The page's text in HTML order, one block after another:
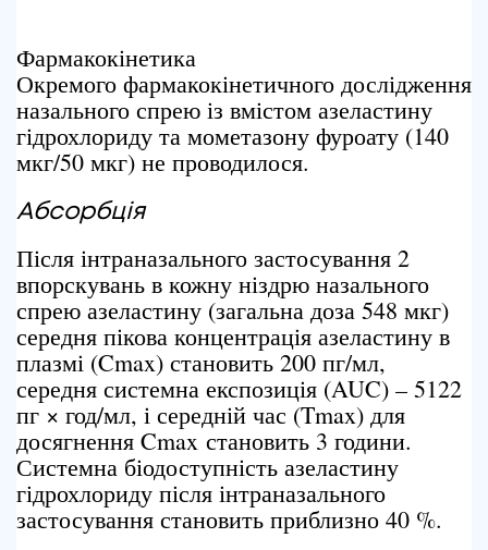
Фармакокінетика
Окремого фармакокінетичного дослідження
назального спрею із вмістом азеластину
гідрохлориду та мометазону фуроату (140
мкг/50 мкг) не проводилося.
Абсорбція
Після інтраназального застосування 2
впорскувань в кожну ніздрю назального
спрею азеластину (загальна доза 548 мкг)
середня пікова концентрація азеластину в
плазмі (Cmax) становить 200 пг/мл,
середня системна експозиція (AUC) – 5122
пг × год/мл, і середній час (Tmax) для
досягнення Cmax становить 3 години.
Системна біодоступність азеластину
гідрохлориду після інтраназального
застосування становить приблизно 40 %.